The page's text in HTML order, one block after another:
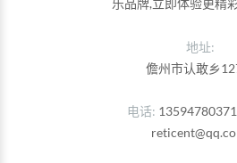
地址:
儋州市认敢乡
电话 13594780371